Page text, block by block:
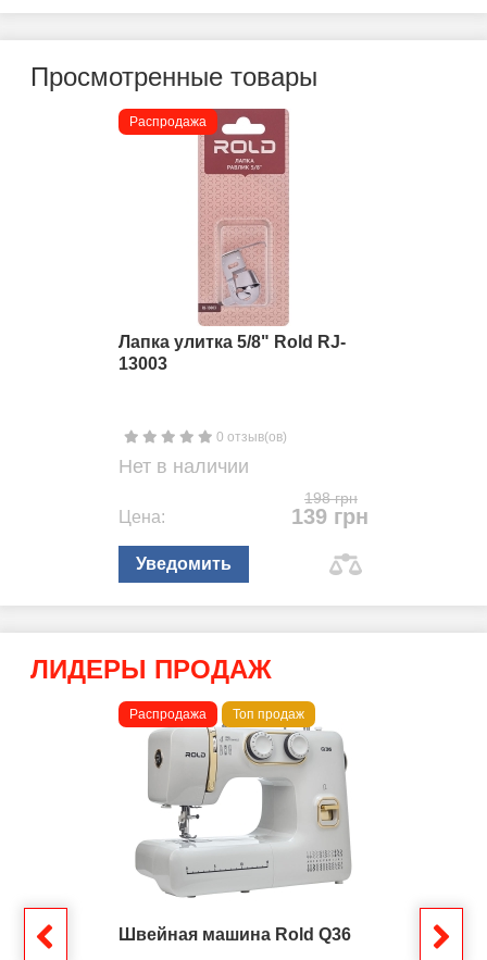
Просмотренные товары
Распродажа
Лапка улитка 5/8" Rold RJ-
13003
0 отзыв(ов)
Нет в наличии
198 грн
Цена: 139 грн
Уведомить
ЛИДЕРЫ ПРОДАЖ
Распродажа Топ продаж
Швейная машина Rold Q36